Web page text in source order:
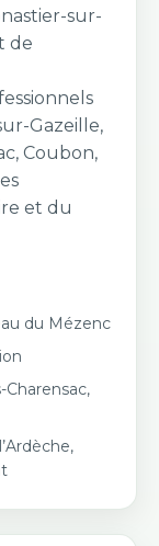
sur-
de
Gazeille,
Coubon,
et du
du Mézenc